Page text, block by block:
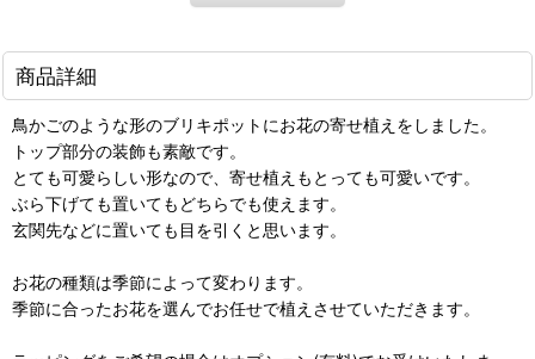
商品詳細
鳥かごのような形のブリキポットにお花の寄せ植えをしました。
トップ部分の装飾も素敵です。
とても可愛らしい形なので、寄せ植えもとっても可愛いです。
ぶら下げても置いてもどちらでも使えます。
玄関先などに置いても目を引くと思います。
お花の種類は季節によって変わります。
季節に合ったお花を選んでお任せで植えさせていただきます。